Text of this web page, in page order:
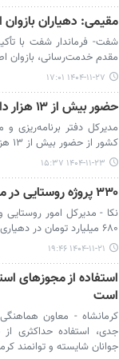
مقیمی: دهیاران
شفت- فرماندار شفت با
مقدم خدمت‌رسانی، بازوان
۱۴۰۴-۱۱-۲۷ ۱۷:۰۱
حضور بیش از ۱۳ هزار داوطلب در آزمون به‌کارگیری نیرو برای دهیاری‌ها
مدیرکل دفتر برنامه‌ریزی
کشور از حضور بیش از ۱۳ هزار داوطلب در آزمون به‌کارگیری نیرو برای دهیاری‌ها خبر داد.
۱۴۰۴-۱۱-۲۳ ۱۵:۳۷
۳۳۰ پروژه روستایی در مازندران افتتاح شد
۶۸۰ میلیارد تومان در دهیاری‌های استان خبر داد.
۱۴۰۴-۱۱-۲۱ ۱۹:۴۶
استفاده از مجوزهای
است
کرمانشاه - معاون
جدی، استفاده حداکثری
جوانان شایسته و توانمند